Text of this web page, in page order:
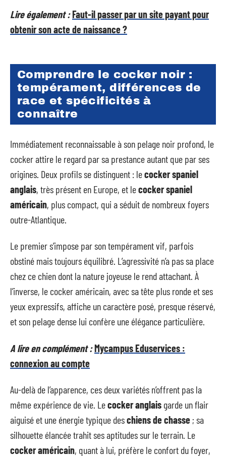
Lire également :Faut-il passer par un site payant pour
obtenir son acte de naissance ?
Comprendre le cocker noir :
tempérament, différences de
race et spécificités à
connaître
Immédiatement reconnaissable à son pelage noir profond, le
cocker attire le regard par sa prestance autant que par ses
origines. Deux profils se distinguent : lecocker spaniel
anglais, très présent en Europe, et lecocker spaniel
américain, plus compact, qui a séduit de nombreux foyers
outre-Atlantique.
Le premier s’impose par son tempérament vif, parfois
obstiné mais toujours équilibré. L’agressivité n’a pas sa place
chez ce chien dont la nature joyeuse le rend attachant. À
l’inverse, le cocker américain, avec sa tête plus ronde et ses
yeux expressifs, affiche un caractère posé, presque réservé,
et son pelage dense lui confère une élégance particulière.
A lire en complément :Mycampus Eduservices :
connexion au compte
Au-delà de l’apparence, ces deux variétés n’offrent pas la
même expérience de vie. Lecocker anglais garde un flair
aiguisé et une énergie typique deschiens de chasse ; sa
silhouette élancée trahit ses aptitudes sur le terrain. Le
cocker américain, quant à lui, préfère le confort du foyer,